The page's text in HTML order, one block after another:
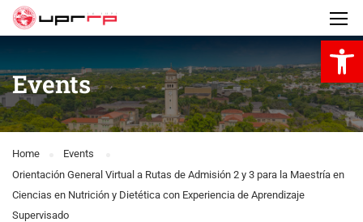
Events
Home
Events
Orientación General Virtual a Rutas de Admisión 2 y 3 para la Maestría en
Ciencias en Nutrición y Dietética con Experiencia de Aprendizaje
Supervisado